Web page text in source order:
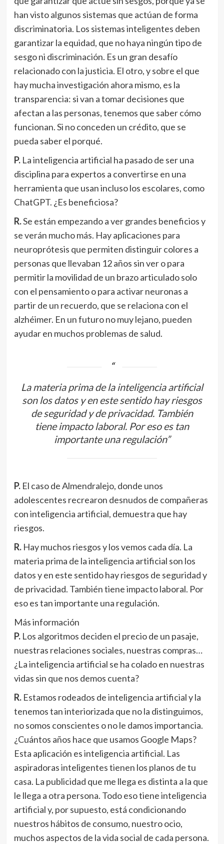
han visto algunos sistemas que actúan de forma
discriminatoria. Los sistemas inteligentes deben
garantizar la equidad, que no haya ningún tipo de
sesgo ni discriminación. Es un gran desafío
relacionado con la justicia. El otro, y sobre el que
hay mucha investigación ahora mismo, es la
transparencia: si van a tomar decisiones que
afectan a las personas, tenemos que saber cómo
funcionan. Si no conceden un crédito, que se
pueda saber el porqué.
P.La inteligencia artificial ha pasado de ser una
disciplina para expertos a convertirse en una
herramienta que usan incluso los escolares, como
ChatGPT. ¿Es beneficiosa?
R.Se están empezando a ver grandes beneficios y
se verán mucho más. Hay aplicaciones para
neuroprótesis que permiten distinguir colores a
personas que llevaban 12 años sin ver o para
permitir la movilidad de un brazo articulado solo
con el pensamiento o para activar neuronas a
partir de un recuerdo, que se relaciona con el
alzhéimer. En un futuro no muy lejano, pueden
ayudar en muchos problemas de salud.
La materia prima de la inteligencia artificial
son los datos y en este sentido hay riesgos
de seguridad y de privacidad. También
tiene impacto laboral. Por eso es tan
importante una regulación”
P.El caso de Almendralejo, donde unos
adolescentes recrearon desnudos de compañeras
con inteligencia artificial, demuestra que hay
riesgos.
R.Hay muchos riesgos y los vemos cada día. La
materia prima de la inteligencia artificial son los
datos y en este sentido hay riesgos de seguridad y
de privacidad. También tiene impacto laboral. Por
eso es tan importante una regulación.
Más información
P.Los algoritmos deciden el precio de un pasaje,
nuestras relaciones sociales, nuestras compras…
¿La inteligencia artificial se ha colado en nuestras
vidas sin que nos demos cuenta?
R.Estamos rodeados de inteligencia artificial y la
tenemos tan interiorizada que no la distinguimos,
no somos conscientes o no le damos importancia.
¿Cuántos años hace que usamos Google Maps?
Esta aplicación es inteligencia artificial. Las
aspiradoras inteligentes tienen los planos de tu
casa. La publicidad que me llega es distinta a la que
le llega a otra persona. Todo eso tiene inteligencia
artificial y, por supuesto, está condicionando
nuestros hábitos de consumo, nuestro ocio,
muchos aspectos de la vida social de cada persona.